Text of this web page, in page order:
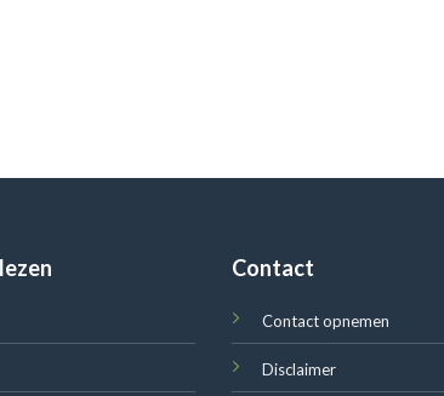
Contact
Contact opnemen
Disclaimer